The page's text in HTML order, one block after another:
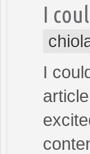
I
I